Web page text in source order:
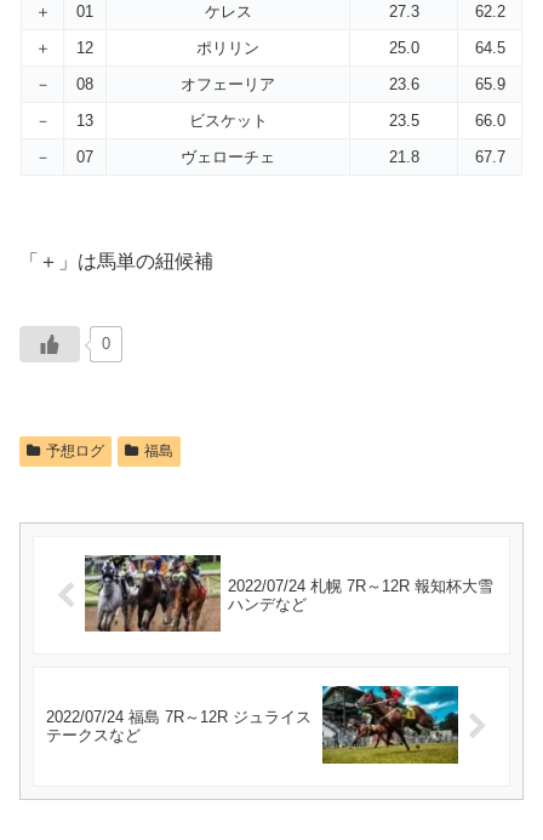
＋
01 ケレス 27.3
62.2
＋
12 ポリリン 25.0
64.5
－
08 オフェーリア 23.6
65.9
－
13 ビスケット 23.5
66.0
－
07 ヴェローチェ 21.8 67.7
「＋」は馬単の紐候補
0
予想ログ 福島
2022/07/24 札幌 7R～12R 報知杯大雪
ハンデなど
2022/07/24 福島 7R～12R ジュライス
テークスなど